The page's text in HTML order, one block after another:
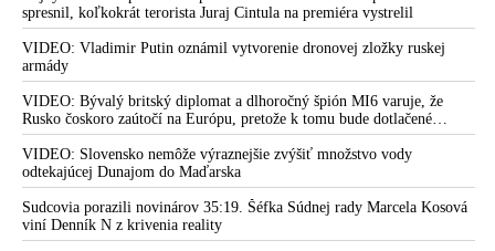
spresnil, koľkokrát terorista Juraj Cintula na premiéra vystrelil
VIDEO: Vladimir Putin oznámil vytvorenie dronovej zložky ruskej
armády
VIDEO: Bývalý britský diplomat a dlhoročný špión MI6 varuje, že
Rusko čoskoro zaútočí na Európu, pretože k tomu bude dotlačené
rovnako, ako bolo dotlačené k invázii na Ukrajinu v roku 2022.
Zelenskyj medzitým v Kyjeve naliehal na zhromaždených diplomatov,
aby vo svete zháňali energie pre Ukrajinu na zimu. Putin vraj bude
mobilizovať a vojna sa do zimy pravdepodobne neskončí
VIDEO: Slovensko nemôže výraznejšie zvýšiť množstvo vody
odtekajúcej Dunajom do Maďarska
Sudcovia porazili novinárov 35:19. Šéfka Súdnej rady Marcela Kosová
viní Denník N z krivenia reality